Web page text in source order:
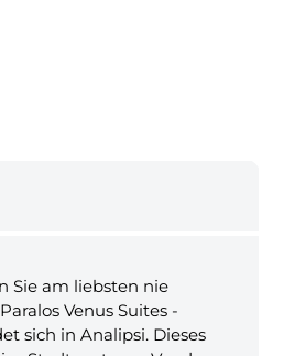
Sie am liebsten nie
Venus Suites -
sich in Analipsi. Dieses